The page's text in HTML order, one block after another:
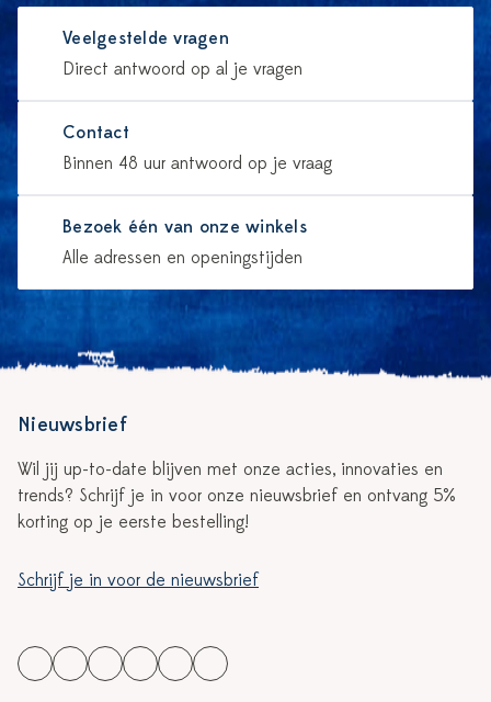
Veelgestelde vragen
Direct antwoord op al je vragen
Contact
Binnen 48 uur antwoord op je vraag
Bezoek één van onze winkels
Alle adressen en openingstijden
Nieuwsbrief
Wil jij up-to-date blijven met onze acties, innovaties en
trends? Schrijf je in voor onze nieuwsbrief en ontvang 5%
korting op je eerste bestelling!
Schrijf je in voor de nieuwsbrief